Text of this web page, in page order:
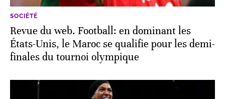
Revue du web. Football: en dominant les
États-Unis, le Maroc se qualifie pour les demi-
finales du tournoi olympique